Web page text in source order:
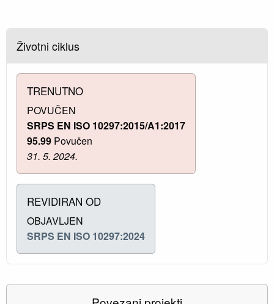
Životni ciklus
TRENUTNO
POVUČEN
SRPS EN ISO 10297:2015/A1:2017
95.99 Povučen
31. 5. 2024.
REVIDIRAN OD
OBJAVLJEN
SRPS EN ISO 10297:2024